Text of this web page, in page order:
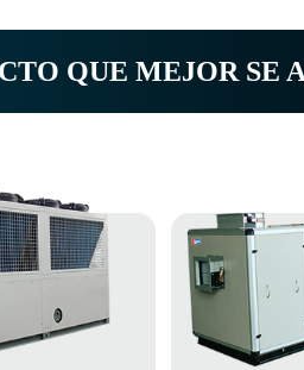
QUE MEJOR SE